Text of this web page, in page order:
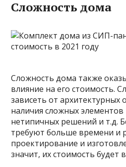
Сложность дома
Сложность дома также
влияние на его стоимость.
зависеть от архитектурных
наличия сложных элементов
нетипичных решений и т.д.
требуют больше времени и
проектирование и
значит, их стоимость будет